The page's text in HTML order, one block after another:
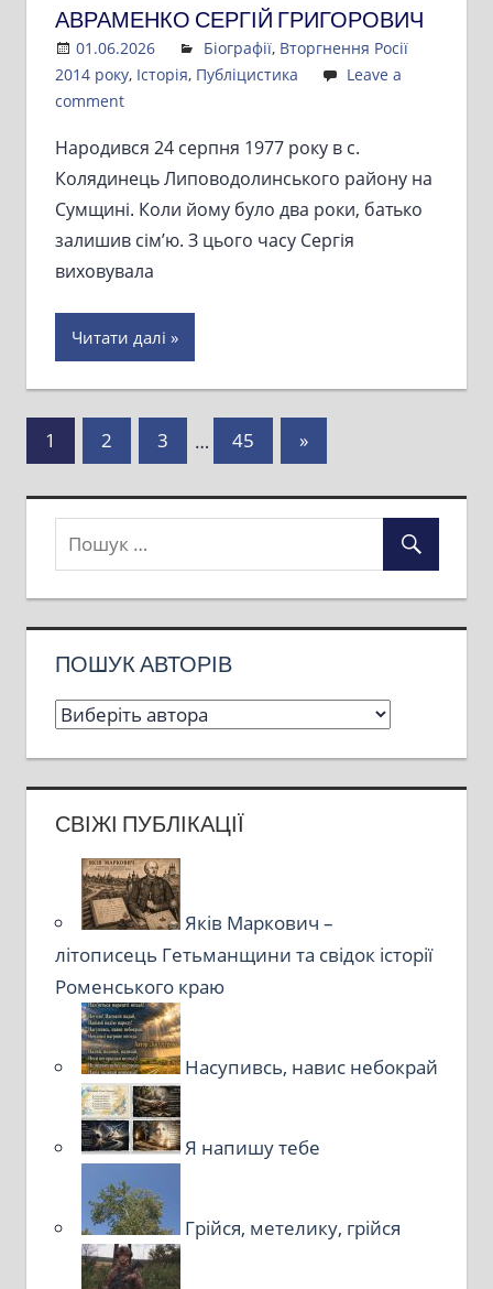
АВРАМЕНКО СЕРГІЙ ГРИГОРОВИЧ
01.06.2026 Admin
Біографії, Вторгнення Росії
2014 року, Історія, Публіцистика
Leave a
comment
Народився 24 серпня 1977 року в с.
Колядинець Липоводолинського району на
Сумщині. Коли йому було два роки, батько
залишив сім’ю. З цього часу Сергія
виховувала
Читати далі
Пагінація
1 2 3 … 45
Next
Posts
»
ПОШУК АВТОРІВ
СВІЖІ ПУБЛІКАЦІЇ
Яків Маркович –
літописець Гетьманщини та свідок історії
Роменського краю
Насупивсь, навис небокрай
Я напишу тебе
Грійся, метелику, грійся